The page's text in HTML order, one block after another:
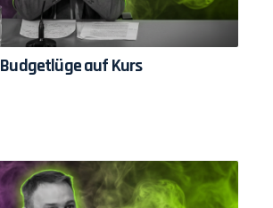
Budgetlüge auf Kurs